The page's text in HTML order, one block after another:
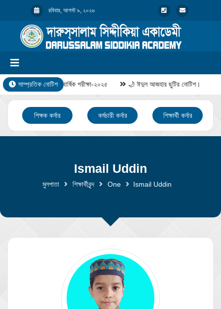
রবিবার, আগস্ট ৯, ২০২৬
সাম্প্রতিক নোটিশ বার্ষিক পরীক্ষা-২০২৫ 🌙 ঈদুল আজহার ছুটির নোটিশ।
শিক্ষক কর্নার কর্মচারী কর্নার শিক্ষার্থী কর্নার
Ismail Uddin
মুলপাতা শিক্ষার্থীবৃন্দ One Ismail Uddin